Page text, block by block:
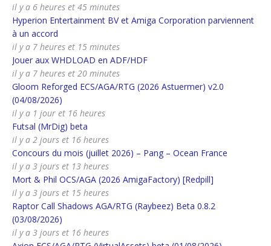
il y a 6 heures et 45 minutes
Hyperion Entertainment BV et Amiga Corporation parviennent
à un accord
il y a 7 heures et 15 minutes
Jouer aux WHDLOAD en ADF/HDF
il y a 7 heures et 20 minutes
Gloom Reforged ECS/AGA/RTG (2026 Astuermer) v2.0
(04/08/2026)
il y a 1 jour et 16 heures
Futsal (MrDig) beta
il y a 2 jours et 16 heures
Concours du mois (juillet 2026) – Pang – Ocean France
il y a 3 jours et 13 heures
Mort & Phil OCS/AGA (2026 AmigaFactory) [Redpill]
il y a 3 jours et 15 heures
Raptor Call Shadows AGA/RTG (Raybeez) Beta 0.8.2
(03/08/2026)
il y a 3 jours et 16 heures